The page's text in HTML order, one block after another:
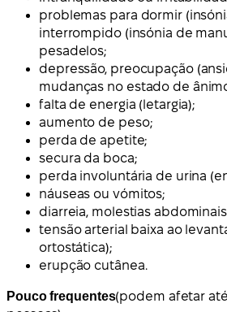
problemas para dormir
interrompido (insónia de
pesadelos;
depressão, preocupação
mudanças no estado de
falta de energia (letargia);
aumento de peso;
perda de apetite;
secura da boca;
perda involuntária de urina
náuseas ou vómitos;
diarreia, molestias
tensão arterial baixa ao
ortostática);
erupção cutânea.
Pouco frequentes(podem afetar